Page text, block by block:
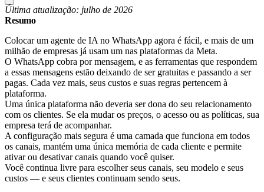
Última atualização: julho de 2026
Resumo
Colocar um agente de IA no WhatsApp agora é fácil, e mais de um
milhão de empresas já usam um nas plataformas da Meta.
O WhatsApp cobra por mensagem, e as ferramentas que respondem
a essas mensagens estão deixando de ser gratuitas e passando a ser
pagas. Cada vez mais, seus custos e suas regras pertencem à
plataforma.
Uma única plataforma não deveria ser dona do seu relacionamento
com os clientes. Se ela mudar os preços, o acesso ou as políticas, sua
empresa terá de acompanhar.
A configuração mais segura é uma camada que funciona em todos
os canais, mantém uma única memória de cada cliente e permite
ativar ou desativar canais quando você quiser.
Você continua livre para escolher seus canais, seu modelo e seus
custos — e seus clientes continuam sendo seus.